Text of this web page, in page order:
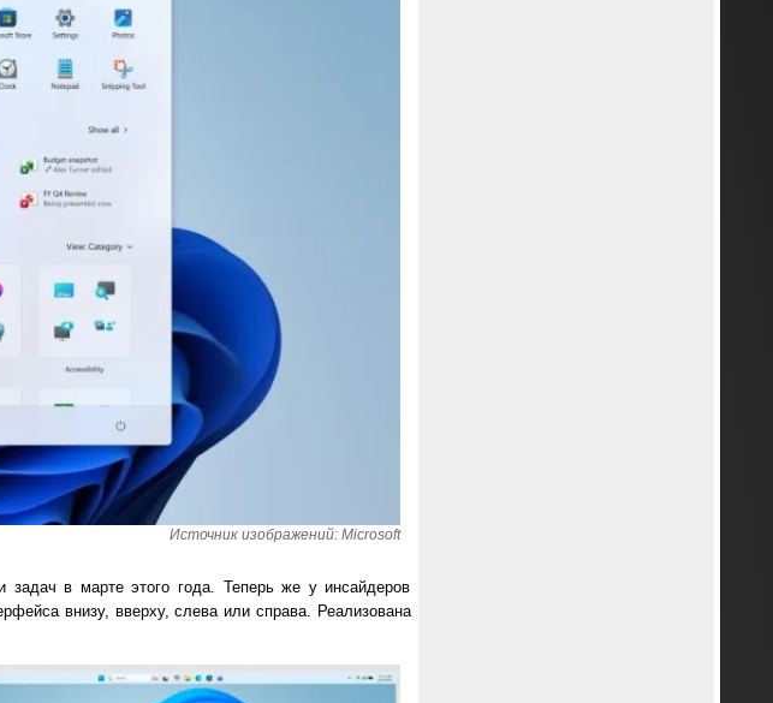
Источник изображений: Microsoft
задач в марте этого года. Теперь же у инсайдеров
внизу, вверху, слева или справа. Реализована